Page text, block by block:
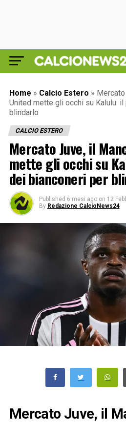
Home » Calcio Estero »
United mette gli occhi su Kalulu:
blindarlo
CALCIO ESTERO
Mercato Juve, il
mette gli occhi su
dei bianconeri per
Published 6 mesi ago on 12
By Redazione CalcioNews24
Mercato Juve, il